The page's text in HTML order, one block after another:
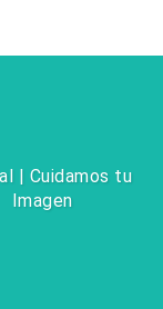
| Cuidamos tu
Imagen